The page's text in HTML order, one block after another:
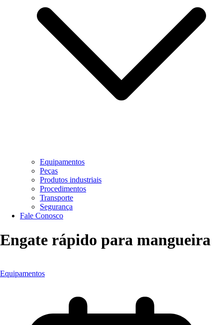
Equipamentos
Peças
Produtos industriais
Procedimentos
Transporte
Segurança
Fale Conosco
Engate rápido para mangueira
Equipamentos